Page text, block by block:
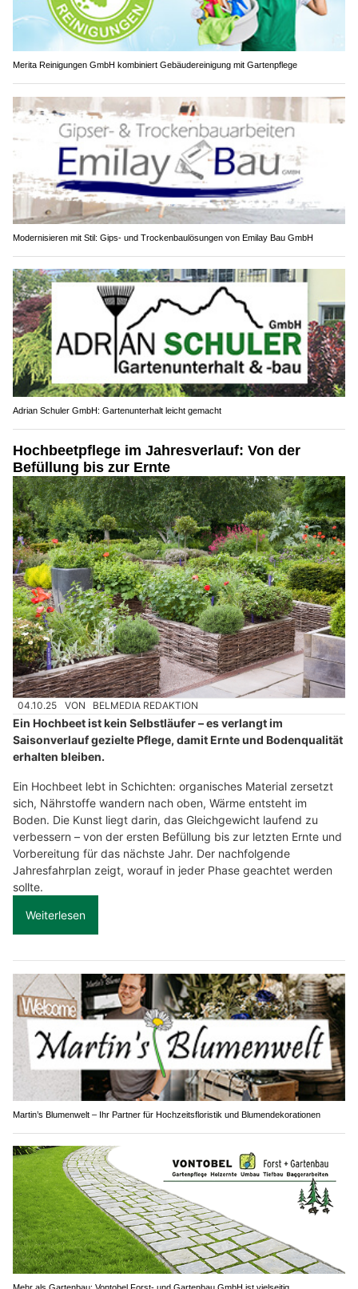
Merita Reinigungen GmbH kombiniert Gebäudereinigung mit Gartenpflege
Modernisieren mit Stil: Gips- und Trockenbaulösungen von Emilay Bau GmbH
Adrian Schuler GmbH: Gartenunterhalt leicht gemacht
Hochbeetpflege im Jahresverlauf: Von der
Befüllung bis zur Ernte
04.10.25 VON BELMEDIA REDAKTION
Ein Hochbeet ist kein Selbstläufer – es verlangt im
Saisonverlauf gezielte Pflege, damit Ernte und Bodenqualität
erhalten bleiben.
Ein Hochbeet lebt in Schichten: organisches Material zersetzt
sich, Nährstoffe wandern nach oben, Wärme entsteht im
Boden. Die Kunst liegt darin, das Gleichgewicht laufend zu
verbessern – von der ersten Befüllung bis zur letzten Ernte und
Vorbereitung für das nächste Jahr. Der nachfolgende
Jahresfahrplan zeigt, worauf in jeder Phase geachtet werden
sollte.
Weiterlesen
Martin’s Blumenwelt – Ihr Partner für Hochzeitsfloristik und Blumendekorationen
Mehr als Gartenbau: Vontobel Forst- und Gartenbau GmbH ist vielseitig